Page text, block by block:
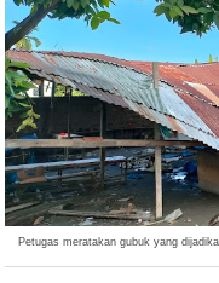
Petugas meratakan gubuk yang